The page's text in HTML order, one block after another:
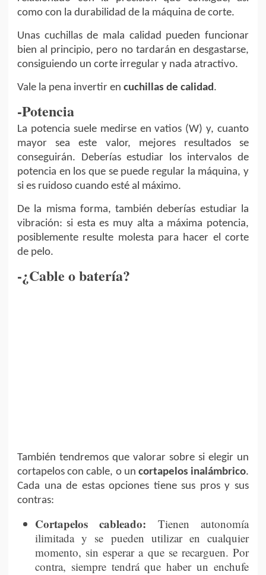
como con la durabilidad de la máquina de corte.
Unas cuchillas de mala calidad pueden funcionar
bien al principio, pero no tardarán en desgastarse,
consiguiendo un corte irregular y nada atractivo.
Vale la pena invertir en cuchillas de calidad.
-Potencia
La potencia suele medirse en vatios (W) y, cuanto
mayor sea este valor, mejores resultados se
conseguirán. Deberías estudiar los intervalos de
potencia en los que se puede regular la máquina, y
si es ruidoso cuando esté al máximo.
De la misma forma, también deberías estudiar la
vibración: si esta es muy alta a máxima potencia,
posiblemente resulte molesta para hacer el corte
de pelo.
-¿Cable o batería?
También tendremos que valorar sobre si elegir un
cortapelos con cable, o un cortapelos inalámbrico.
Cada una de estas opciones tiene sus pros y sus
contras:
Cortapelos cableado: Tienen autonomía
ilimitada y se pueden utilizar en cualquier
momento, sin esperar a que se recarguen. Por
contra, siempre tendrá que haber un enchufe